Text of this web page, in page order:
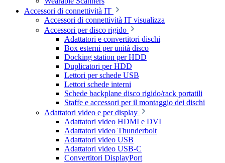
Accessori di connettività IT
Accessori di connettività IT visualizza
Accessori per disco rigido
Adattatori e convertitori dischi
Box esterni per unità disco
Docking station per HDD
Duplicatori per HDD
Lettori per schede USB
Lettori schede interni
Schede backplane disco rigido/rack portatili
Staffe e accessori per il montaggio dei dischi
Adattatori video e per display
Adattatori video HDMI e DVI
Adattatori video Thunderbolt
Adattatori video USB
Adattatori video USB-C
Convertitori DisplayPort